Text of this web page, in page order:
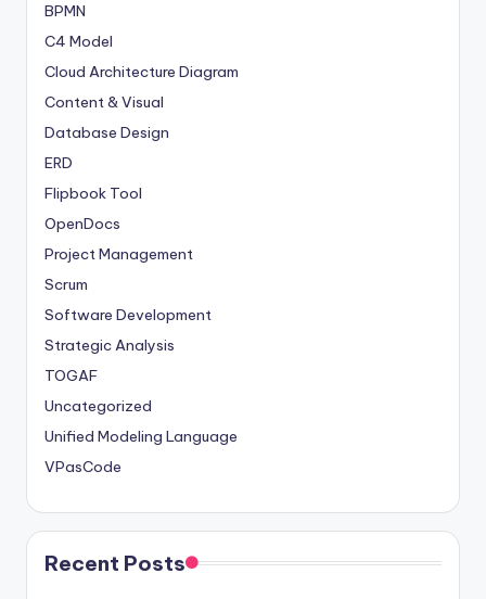
BPMN
C4 Model
Cloud Architecture Diagram
Content & Visual
Database Design
ERD
Flipbook Tool
OpenDocs
Project Management
Scrum
Software Development
Strategic Analysis
TOGAF
Uncategorized
Unified Modeling Language
VPasCode
Recent Posts